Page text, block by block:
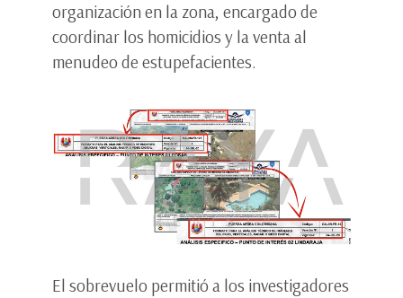
organización en la zona, encargado de
coordinar los homicidios y la venta al
menudeo de estupefacientes.
El sobrevuelo permitió a los investigadores